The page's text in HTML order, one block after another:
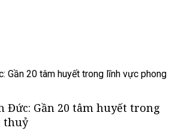
Gần 20 tâm huyết trong lĩnh vực phong
Đức: Gần 20 tâm huyết trong
thuỷ